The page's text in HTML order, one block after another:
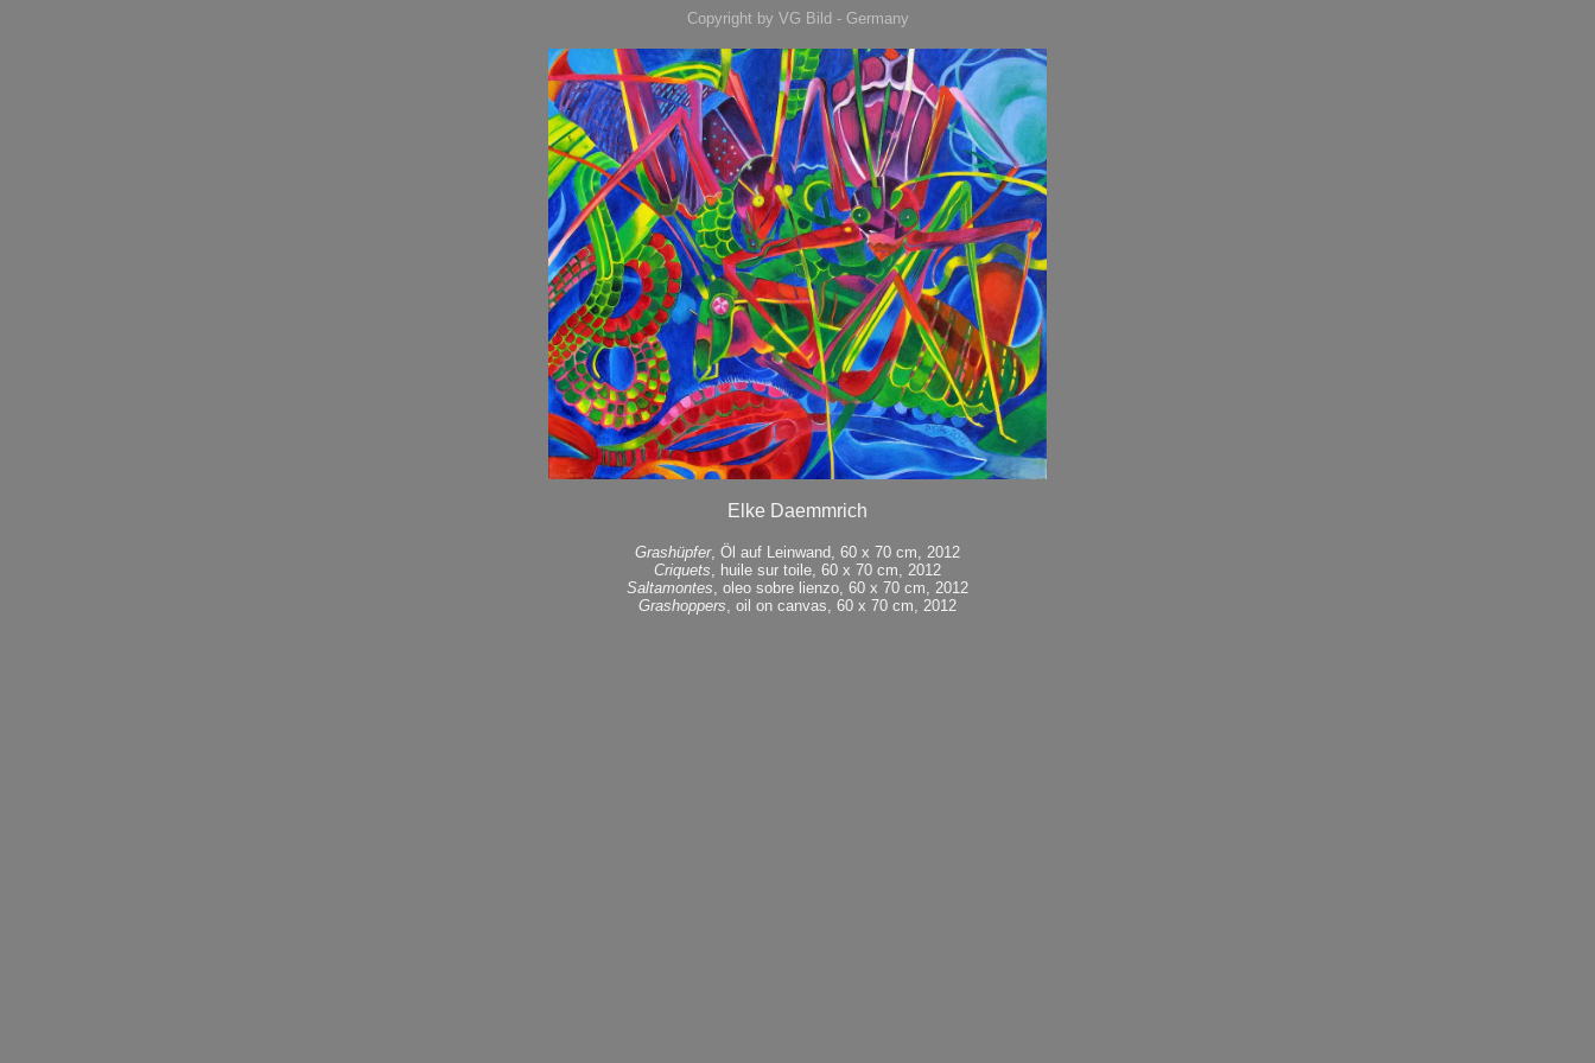
Copyright by VG Bild - Germany
Elke Daemmrich
Grashüpfer, Öl auf Leinwand, 60 x 70 cm, 2012
Criquets , huile sur toile, 60 x 70 cm, 2012
Saltamontes , oleo sobre lienzo, 60 x 70 cm, 2012
Grashoppers , oil on canvas, 60 x 70 cm, 2012